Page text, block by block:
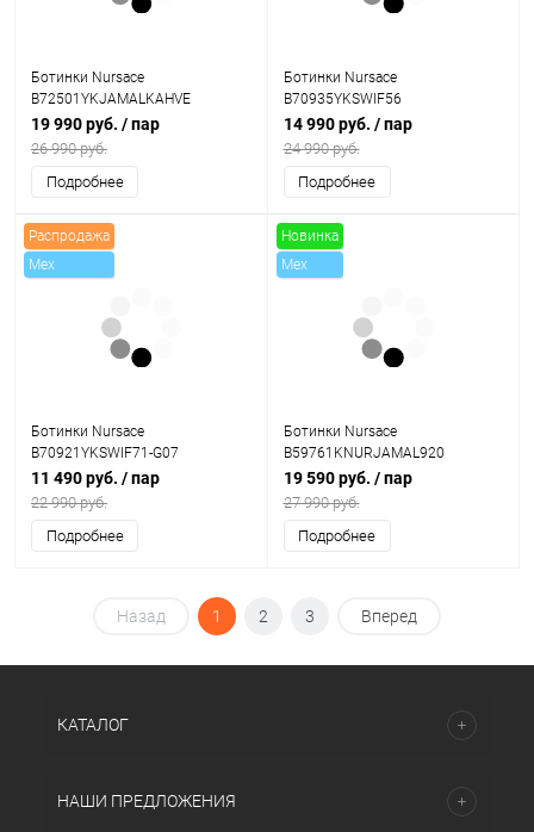
Ботинки Nursace
B72501YKJAMALKAHVE
19 990 руб. / пар
26 990 руб.
Подробнее
Ботинки Nursace
B70935YKSWIF56
14 990 руб. / пар
24 990 руб.
Подробнее
Распродажа
Mex
Ботинки Nursace
B70921YKSWIF71-G07
11 490 руб. / пар
22 990 руб.
Подробнее
Новинка
Mex
Ботинки Nursace
B59761KNURJAMAL920
19 590 руб. / пар
27 990 руб.
Подробнее
Назад 1 2 3 Вперед
КАТАЛОГ
НАШИ ПРЕДЛОЖЕНИЯ